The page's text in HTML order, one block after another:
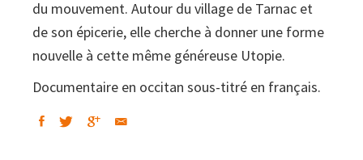
du mouvement. Autour du village de Tarnac et
de son épicerie, elle cherche à donner une forme
nouvelle à cette même généreuse Utopie.
Documentaire en occitan sous-titré en français.